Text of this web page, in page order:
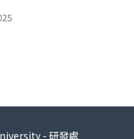
- 研發處